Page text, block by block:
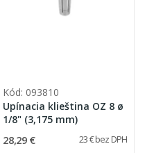
Kód: 093810
Upínacia klieština OZ 8 ø
1/8" (3,175 mm)
28,29 € 23 € bez DPH